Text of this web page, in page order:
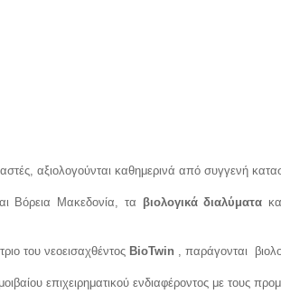
αξιολογούνται καθημερινά από συγγενή
Βόρεια Μακεδονία, τα βιολογικά διαλύματα
του νεοεισαχθέντος BioTwin , παράγονται
επιχειρηματικού ενδιαφέροντος με τους